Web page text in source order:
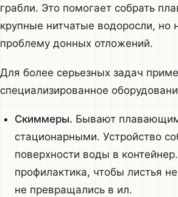
грабли. Это помогает собрать
крупные нитчатые водоросли, но
проблему донных отложений.
Для более серьезных задач
специализированное
Скиммеры. Бывают
стационарными. Устройство
поверхности воды в
профилактика, чтобы листья
не превращались в ил.